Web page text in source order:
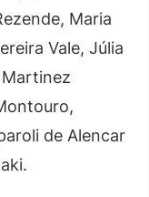
Maria
Vale, Júlia
Martinez
de Alencar